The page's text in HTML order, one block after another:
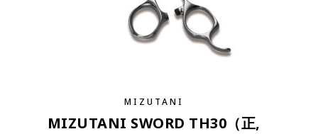
MIZUTANI
MIZUTANI SWORD TH30（正,